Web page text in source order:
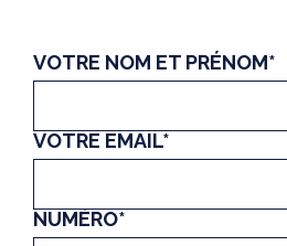
VOTRE NOM ET PRÉNOM*
VOTRE EMAIL*
NUMÉRO*